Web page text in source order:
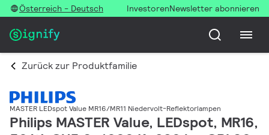
Österreich - Deutsch InvestorenNewsletter abonnieren
Zurück zur Produktfamilie
MASTER LEDspot Value MR16/MR11 Niedervolt-Reflektorlampen
Philips MASTER Value, LEDspot, MR16,